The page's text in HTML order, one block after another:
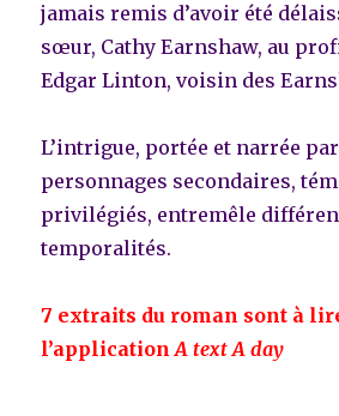
jamais remis d’avoir été
sœur, Cathy Earnshaw, au
Edgar Linton, voisin des
L’intrigue, portée et narrée
personnages secondaires,
privilégiés, entremêle
temporalités.
7 extraits du roman sont à
l’applicationA text A day